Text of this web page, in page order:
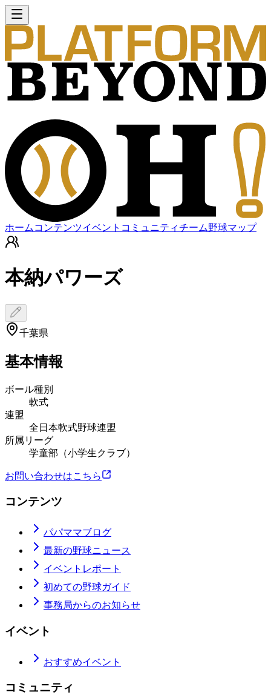
ホーム コンテンツイベント コミュニティチーム野球マップ
本納パワーズ
千葉県
基本情報
ボール種別
軟式
連盟
全日本軟式野球連盟
所属リーグ
学童部（小学生クラブ）
お問い合わせはこちら
コンテンツ
パパママブログ
最新の野球ニュース
イベントレポート
初めての野球ガイド
事務局からのお知らせ
イベント
おすすめイベント
コミュニティ